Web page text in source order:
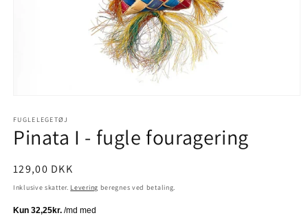
1
i
modus
FUGLELEGETØJ
Pinata I - fugle fouragering
Normalpris
129,00 DKK
Inklusive skatter. Levering beregnes ved betaling.